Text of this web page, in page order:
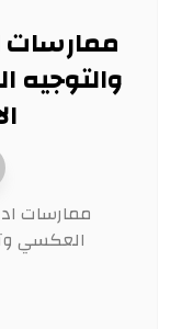
ممارسات
ممارسات
العكسي